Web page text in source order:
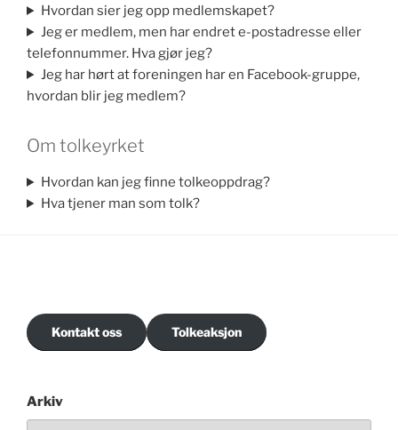
Hvordan sier jeg opp medlemskapet?
Jeg er medlem, men har endret e-postadresse eller
telefonnummer. Hva gjør jeg?
Jeg har hørt at foreningen har en Facebook-gruppe,
hvordan blir jeg medlem?
Om tolkeyrket
Hvordan kan jeg finne tolkeoppdrag?
Hva tjener man som tolk?
Kontakt oss Tolkeaksjon
Arkiv